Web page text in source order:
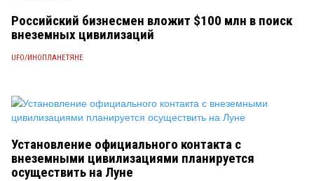
Российский бизнесмен вложит $100 млн в поиск
внеземных цивилизаций
UFO/ИНОПЛАНЕТЯНЕ
Установление официального контакта с
внеземными цивилизациями планируется
осуществить на Луне